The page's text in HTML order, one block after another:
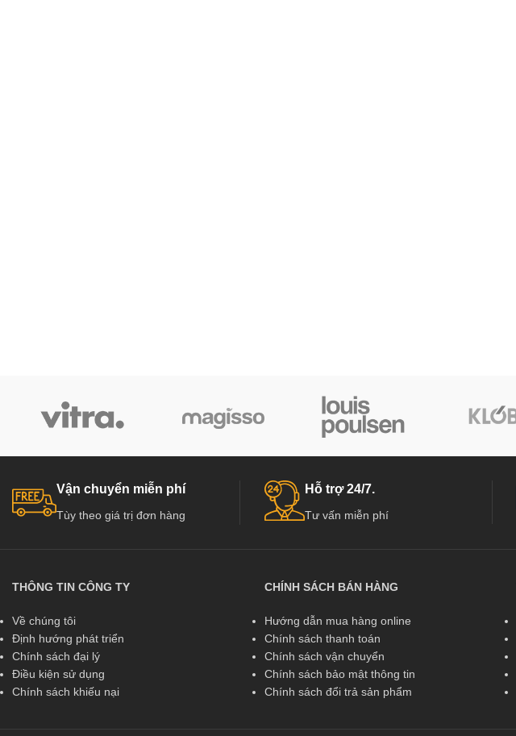
Vận chuyển miễn phí
Tùy theo giá trị đơn hàng
Hỗ trợ 24/7.
Tư vấn miễn phí
THÔNG TIN CÔNG TY
Về chúng tôi
Định hướng phát triển
Chính sách đại lý
Điều kiện sử dụng
Chính sách khiếu nại
CHÍNH SÁCH BÁN HÀNG
Hướng dẫn mua hàng online
Chính sách thanh toán
Chính sách vận chuyển
Chính sách bảo mật thông tin
Chính sách đổi trả sản phẩm